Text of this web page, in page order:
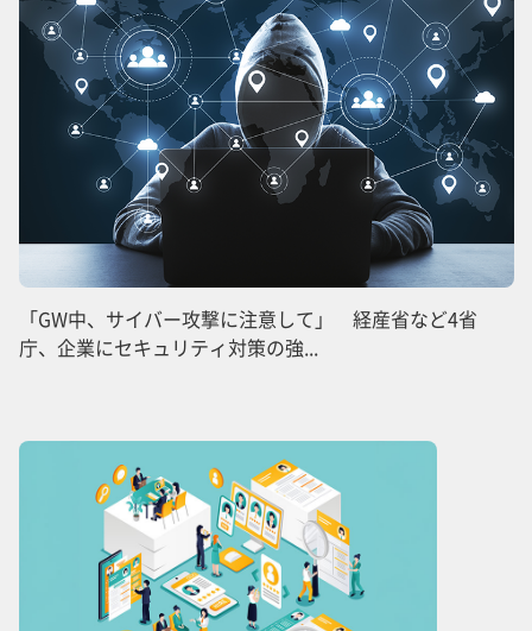
「GW中、サイバー攻撃に注意して」 経産省など4省
庁、企業にセキュリティ対策の強...